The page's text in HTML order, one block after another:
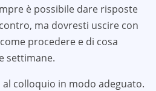
è possibile dare risposte
ma dovresti uscire con
procedere e di cosa
settimane.
colloquio in modo adeguato.